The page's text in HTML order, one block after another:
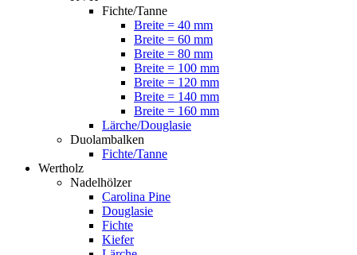
Fichte/Tanne
Breite = 40 mm
Breite = 60 mm
Breite = 80 mm
Breite = 100 mm
Breite = 120 mm
Breite = 140 mm
Breite = 160 mm
Lärche/Douglasie
Duolambalken
Fichte/Tanne
Wertholz
Nadelhölzer
Carolina Pine
Douglasie
Fichte
Kiefer